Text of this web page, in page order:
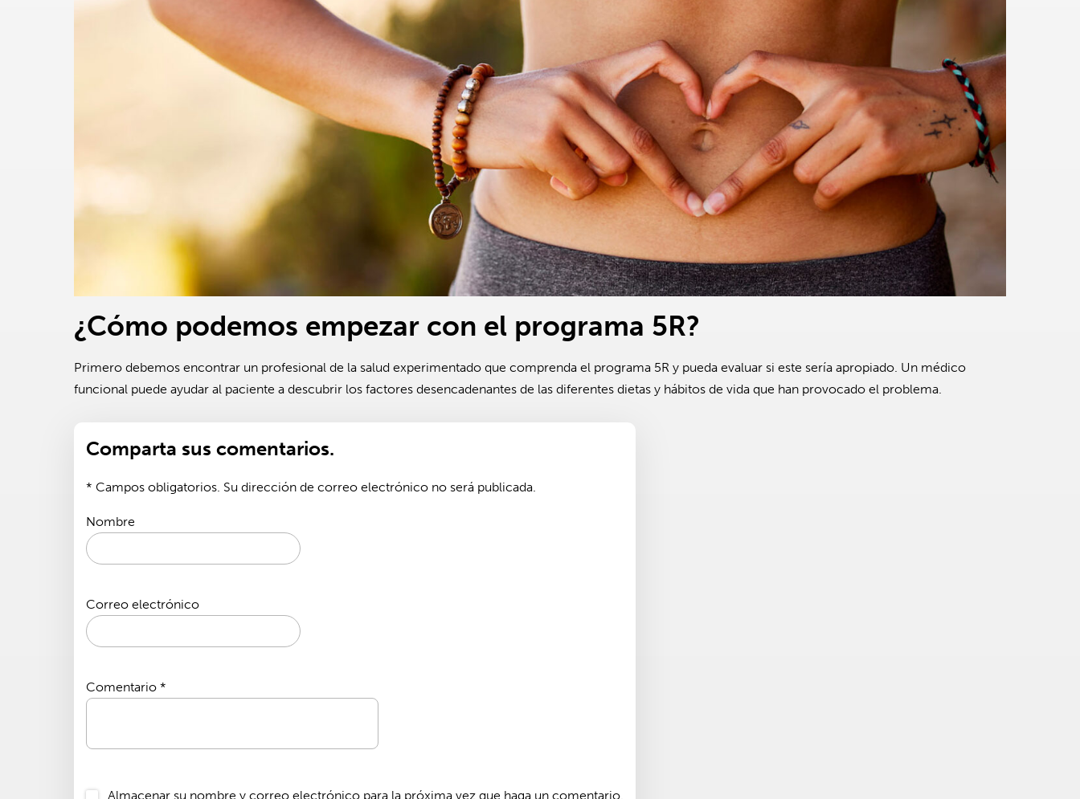
¿Cómo podemos empezar con el programa 5R?
Primero debemos encontrar un profesional de la salud experimentado que comprenda el programa 5R y pueda evaluar si este sería apropiado. Un médico
funcional puede ayudar al paciente a descubrir los factores desencadenantes de las diferentes dietas y hábitos de vida que han provocado el problema.
Comparta sus comentarios.
* Campos obligatorios. Su dirección de correo electrónico no será publicada.
Comentario *
Nombre
Correo electrónico
Almacenar su nombre y correo electrónico para la próxima vez que haga un comentario.